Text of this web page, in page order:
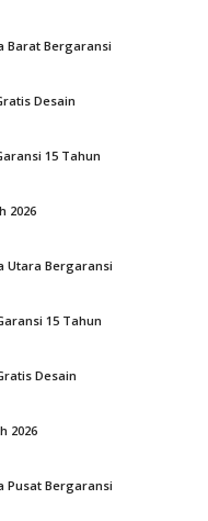
Barat Bergaransi
Desain
15 Tahun
2026
Utara Bergaransi
15 Tahun
Desain
2026
Pusat Bergaransi